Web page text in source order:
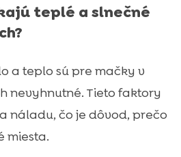
teplé a slnečné
a teplo sú pre mačky v
nevyhnutné. Tieto faktory
náladu, čo je dôvod, prečo
miesta.